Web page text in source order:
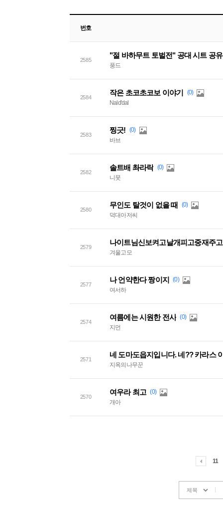
번호
2585
"절 바하무트 토벌전" 공대 시트 공
풍드
2584
작은 초코초코보 이야기
(0)
Nald'dal
2583
찡긋! (0)
바브
2582
솔트배 촤라락 (0)
니뭇
2580
무인도 탈것이 없을 때
(0)
덕대아저씨
2579
겨울고모
2577
나 언약한다 짱이지 (0)
여서하
2574
여름에는 시원한 전사 (0)
지먼
2571
네 도마도읍지입니다. 네?? 카라스
지옥의나무꾼
2570
여우라 최고 (0)
개아
11